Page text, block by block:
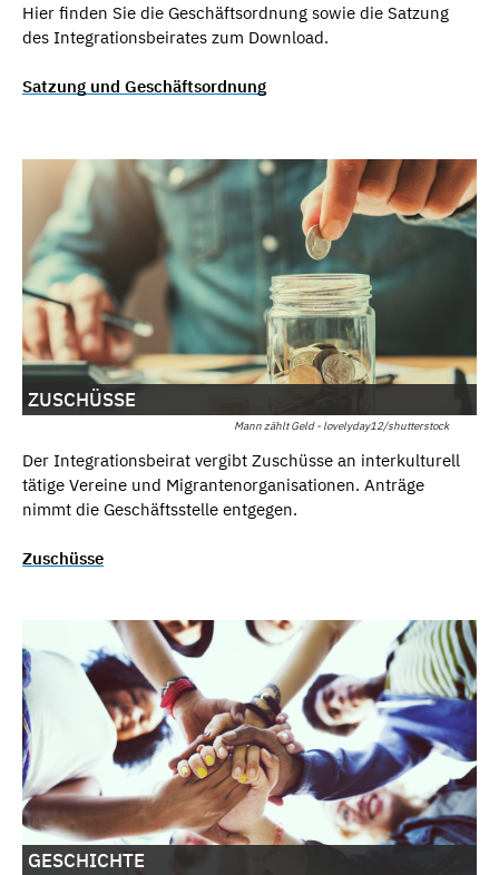
Hier finden Sie die Geschäftsordnung sowie die Satzung
des Integrationsbeirates zum Download.
Satzung und Geschäftsordnung
Mann zählt Geld - lovelyday12/shutterstock
ZUSCHÜSSE
Der Integrationsbeirat vergibt Zuschüsse an interkulturell
tätige Vereine und Migrantenorganisationen. Anträge
nimmt die Geschäftsstelle entgegen.
Zuschüsse
GESCHICHTE